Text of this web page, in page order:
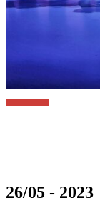
26/05 - 2023